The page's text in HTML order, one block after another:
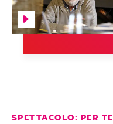
SPETTACOLO: PER TE